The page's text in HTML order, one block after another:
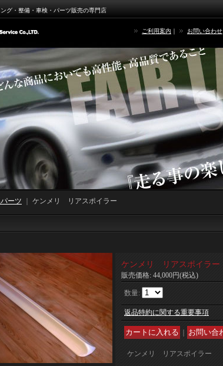
グ・整備・車検・パーツ販売の専門店
ご利用案内 ｜ お問い合わせ
ーツ ケンメリ リアスポイラー
ケンメリ リアスポイラー
販売価格: 44,000円(税込)
数量:
返品特約に関する重要事項
ケンメリ リアスポイラー